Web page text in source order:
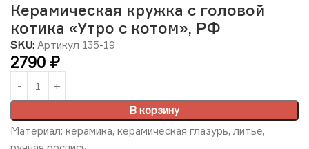
Керамическая кружка с головой
котика «Утро с котом», РФ
SKU: Артикул 135-19
2790 ₽
В корзину
Материал: керамика, керамическая глазурь, литье,